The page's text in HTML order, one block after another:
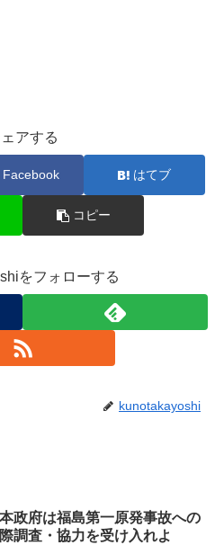
アする
Facebook はてブ
コピー
をフォローする
kunotakayoshi
政府は福島第一原発事故への
調査・協力を受け入れよ